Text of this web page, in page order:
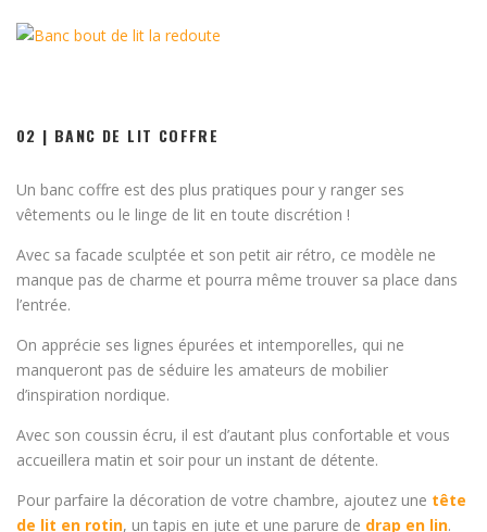
02 | BANC DE LIT COFFRE
Un banc coffre est des plus pratiques pour y ranger ses
vêtements ou le linge de lit en toute discrétion !
Avec sa facade sculptée et son petit air rétro, ce modèle ne
manque pas de charme et pourra même trouver sa place dans
l’entrée.
On apprécie ses lignes épurées et intemporelles, qui ne
manqueront pas de séduire les amateurs de mobilier
d’inspiration nordique.
Avec son coussin écru, il est d’autant plus confortable et vous
accueillera matin et soir pour un instant de détente.
Pour parfaire la décoration de votre chambre, ajoutez une tête
de lit en rotin, un tapis en jute et une parure de drap en lin.